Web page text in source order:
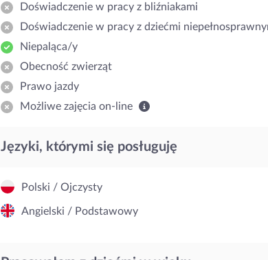
Doświadczenie w pracy z bliźniakami
Doświadczenie w pracy z dziećmi
Niepaląca/y
Obecność zwierząt
Prawo jazdy
Możliwe zajęcia on-line
Języki, którymi się posługuję
Polski / Ojczysty
Angielski / Podstawowy